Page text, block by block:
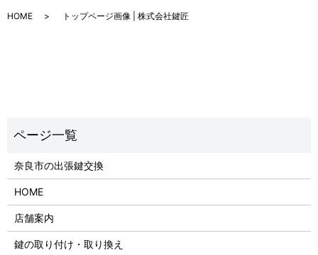
HOME トップページ画像 | 株式会社鍵匠
奈良市の出張鍵交換
HOME
店舗案内
鍵の取り付け・取り換え